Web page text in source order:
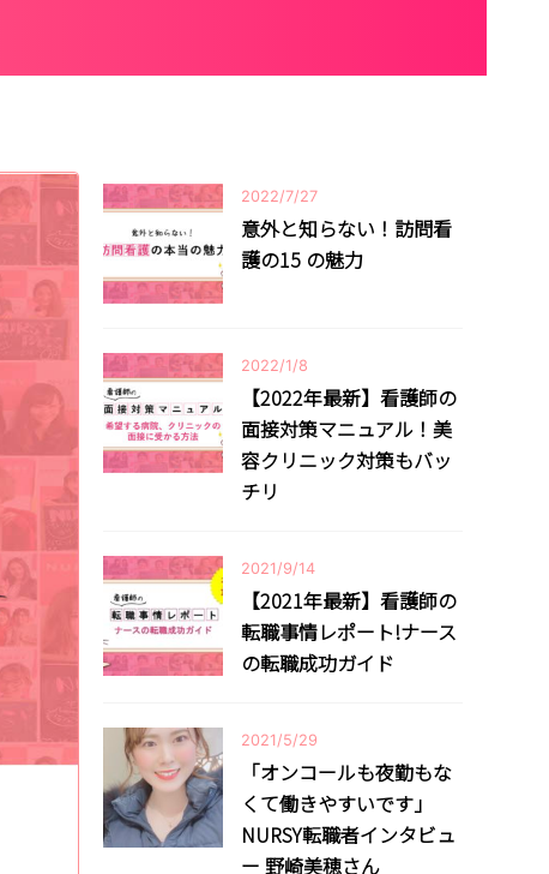
2022/7/27
意外と知らない！訪問看
護の15 の魅力
2022/1/8
【2022年最新】看護師の
面接対策マニュアル！美
容クリニック対策もバッ
チリ
2021/9/14
【2021年最新】看護師の
転職事情レポート!ナース
の転職成功ガイド
2021/5/29
「オンコールも夜勤もな
くて働きやすいです」
NURSY転職者インタビュ
ー 野崎美穂さん